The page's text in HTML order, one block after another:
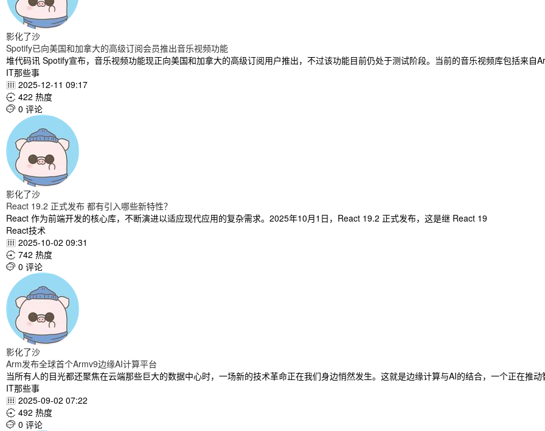
影化了沙
Spotify已向美国和加拿大的高级订阅会员推出音乐视频功能
堆代码讯 Spotify宣布，音乐视频功能现正向美国和加拿大的高级订阅用户推出，不过该功能目前仍处于测试阶段。当前的音乐视频库包括来自
IT那些事
 2025-12-11 09:17
 422 热度
 0 评论
影化了沙
React 19.2 正式发布 都有引入哪些新特性？
React 作为前端开发的核心库，不断演进以适应现代应用的复杂需求。2025年10月1日，React 19.2 正式发布，这是继 React 19
React技术
 2025-10-02 09:31
 742 热度
 0 评论
影化了沙
Arm发布全球首个Armv9边缘AI计算平台
当所有人的目光都还聚焦在云端那些巨大的数据中心时，一场新的技术革命正在我们身边悄然发生。这就是边缘计算与AI的结合，一个正在推
IT那些事
 2025-09-02 07:22
 492 热度
 0 评论